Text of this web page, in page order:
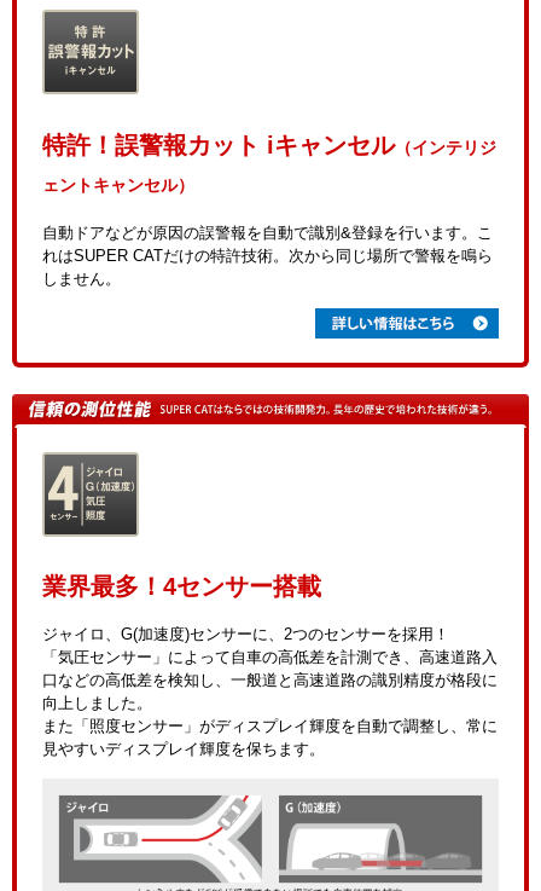
特許！誤警報カット iキャンセル（インテリジ
ェントキャンセル）
自動ドアなどが原因の誤警報を自動で識別&登録を行います。こ
れはSUPER CATだけの特許技術。次から同じ場所で警報を鳴ら
しません。
業界最多！4センサー搭載
ジャイロ、G(加速度)センサーに、2つのセンサーを採用！
「気圧センサー」によって自車の高低差を計測でき、高速道路入
口などの高低差を検知し、一般道と高速道路の識別精度が格段に
向上しました。
また「照度センサー」がディスプレイ輝度を自動で調整し、常に
見やすいディスプレイ輝度を保ちます。